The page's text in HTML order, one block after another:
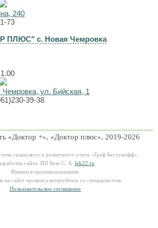
240
73
ПЛЮС" с. Новая Чемровка
ул. Бийская, 1
39-38
«Доктор +», «Доктор плюс», 2019-2026
складского и розничного учета «Граф Бестужефф».
сайта: ИП Безе С. А. lek22.ru
Имеются противопоказания.
на сайте проконсультируйтесь со специалистом.
Пользовательское соглашение